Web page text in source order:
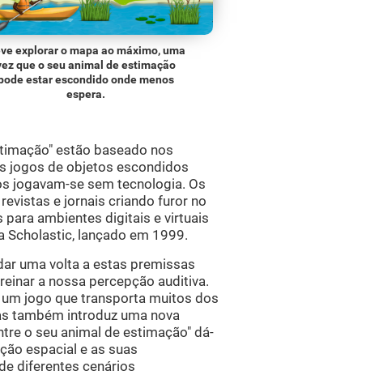
explorar o mapa ao máximo, uma
que o seu animal de estimação
estar escondido onde menos
espera.
estão baseado nos
jogos de objetos escondidos
jogavam-se sem tecnologia. Os
e jornais criando furor no
ambientes digitais e virtuais
Scholastic, lançado em 1999.
uma volta a estas premissas
a nossa percepção auditiva.
jogo que transporta muitos dos
também introduz uma nova
o seu animal de estimação" dá-
espacial e as suas
diferentes cenários